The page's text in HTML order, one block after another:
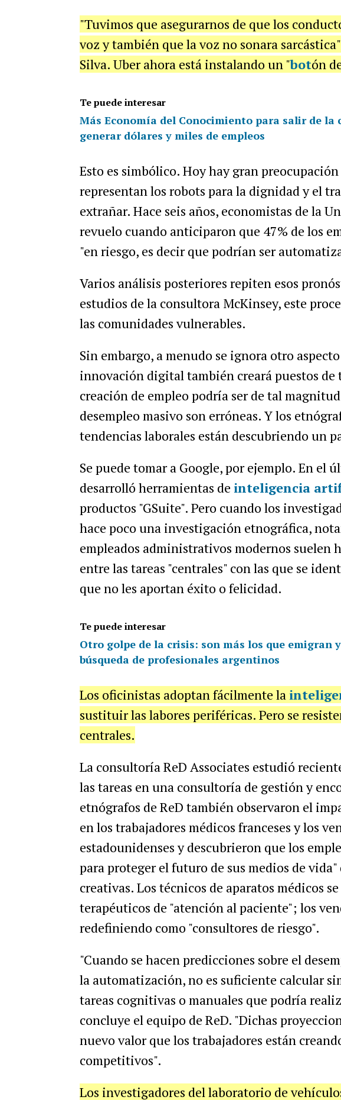
"Tuvimos que asegurarnos de que los
voz y también que la voz no sonara
Silva. Uber ahora está instalando un "botón
Te puede interesar
Más Economía del Conocimiento para salir de la
generar dólares y miles de empleos
Esto es simbólico. Hoy hay gran
representan los robots para la dignidad y el
extrañar. Hace seis años, economistas de la
revuelo cuando anticiparon que 47% de los
"en riesgo, es decir que podrían ser
Varios análisis posteriores repiten esos
estudios de la consultora McKinsey, este
las comunidades vulnerables.
Sin embargo, a menudo se ignora otro
innovación digital también creará puestos de
creación de empleo podría ser de tal
desempleo masivo son erróneas. Y los
tendencias laborales están descubriendo un
Se puede tomar a Google, por ejemplo. En el
desarrolló herramientas de inteligencia
productos "GSuite". Pero cuando los
hace poco una investigación etnográfica,
empleados administrativos modernos suelen
entre las tareas "centrales" con las que se
que no les aportan éxito o felicidad.
Te puede interesar
Otro golpe de la crisis: son más los que emigran
búsqueda de profesionales argentinos
Los oficinistas adoptan fácilmente la
sustituir las labores periféricas. Pero se
centrales.
La consultoría ReD Associates estudió
las tareas en una consultoría de gestión y
etnógrafos de ReD también observaron el
en los trabajadores médicos franceses y los
estadounidenses y descubrieron que los
para proteger el futuro de sus medios de
creativas. Los técnicos de aparatos médicos
terapéuticos de "atención al paciente"; los
redefiniendo como "consultores de riesgo".
"Cuando se hacen predicciones sobre el
la automatización, no es suficiente calcular
tareas cognitivas o manuales que podría
concluye el equipo de ReD. "Dichas
nuevo valor que los trabajadores están
competitivos".
Los investigadores del laboratorio de